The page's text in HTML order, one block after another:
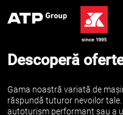
Descoperă
Gama noastră variată de
răspundă tuturor nevoilor
autoturism performant sau a